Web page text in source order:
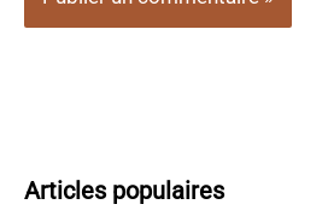
Articles populaires